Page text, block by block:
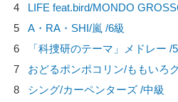
4
LIFE feat.bird/MONDO
5
A・RA・SHI/嵐 /6級
6
「科捜研のテーマ」メドレー /
7
おどるポンポコリン/ももいろ
8
シング/カーペンターズ /中級